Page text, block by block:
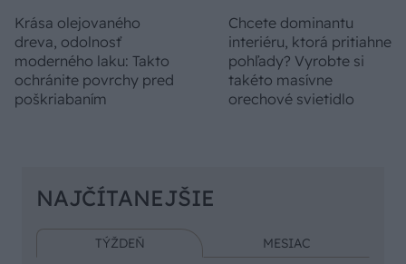
Krása olejovaného
dreva, odolnosť
moderného laku: Takto
ochránite povrchy pred
poškriabaním
Chcete dominantu
interiéru, ktorá pritiahne
pohľady? Vyrobte si
takéto masívne
orechové svietidlo
NAJČÍTANEJŠIE
TÝŽDEŇ MESIAC